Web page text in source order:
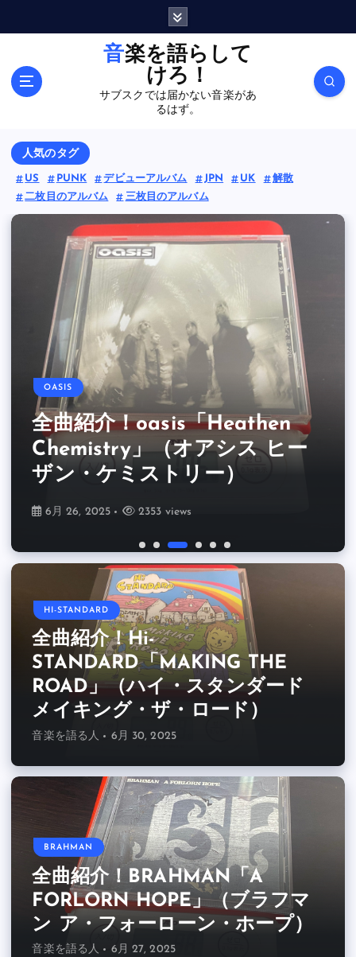
音楽を語らして
けろ！
サブスクでは届かない音楽があ
るはず。
人気のタグ
US PUNK デビューアルバム JPN UK
解散
二枚目のアルバム
三枚目のアルバム
HI-STANDARD
全曲紹介！Hi-
STANDARD「MAKING THE
ROAD」（ハイ・スタンダー
ド メイキング・ザ・ロード）
6月 30, 2025 1936 views
BRAHMAN
全曲紹介！BRAHMAN「A
FORLORN HOPE」（ブラフ
マン ア・フォーローン・ホー
プ）
6月 27, 2025 2006 views
OASIS
全曲紹介！oasis「Heathen
Chemistry」（オアシス ヒー
ザン・ケミストリー）
6月 26, 2025 2353 views
RANCID
全曲紹介！RANCID「Honor
Is All We Know」（ランシド
オナー・イズ・オール・ウィ
ー・ノウ）
6月 24, 2025 1445 views
THE CORAL
全曲紹介！The Coral「The
Invisible Invasion」（ザ・コ
ーラル インヴィジブル・イン
ヴェイジョン）
6月 17, 2025 1547 views
JACK PEÑATE
全曲紹介！Jack
Peñate「Matinée」（ジャッ
ク・ペニャーテ マチネ）
6月 16, 2025 995 views
HI-STANDARD
全曲紹介！Hi-
STANDARD「MAKING THE
ROAD」（ハイ・スタンダード
メイキング・ザ・ロード）
音楽を語る人 6月 30, 2025
BRAHMAN
全曲紹介！BRAHMAN「A
FORLORN HOPE」（ブラフマ
ン ア・フォーローン・ホープ）
音楽を語る人 6月 27, 2025